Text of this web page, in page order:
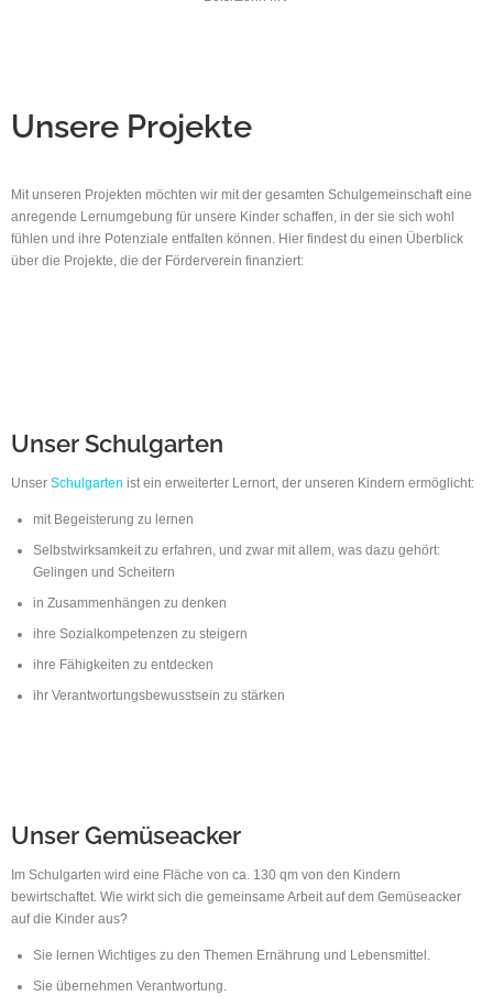
Unsere Projekte
Mit unseren Projekten möchten wir mit der gesamten Schulgemeinschaft eine
anregende Lernumgebung für unsere Kinder schaffen, in der sie sich wohl
fühlen und ihre Potenziale entfalten können. Hier findest du einen Überblick
über die Projekte, die der Förderverein finanziert:
Unser Schulgarten
Unser Schulgarten ist ein erweiterter Lernort, der unseren Kindern ermöglicht:
mit Begeisterung zu lernen
Selbstwirksamkeit zu erfahren, und zwar mit allem, was dazu gehört:
Gelingen und Scheitern
in Zusammenhängen zu denken
ihre Sozialkompetenzen zu steigern
ihre Fähigkeiten zu entdecken
ihr Verantwortungsbewusstsein zu stärken
Unser Gemüseacker
Im Schulgarten wird eine Fläche von ca. 130 qm von den Kindern
bewirtschaftet. Wie wirkt sich die gemeinsame Arbeit auf dem Gemüseacker
auf die Kinder aus?
Sie lernen Wichtiges zu den Themen Ernährung und Lebensmittel.
Sie übernehmen Verantwortung.